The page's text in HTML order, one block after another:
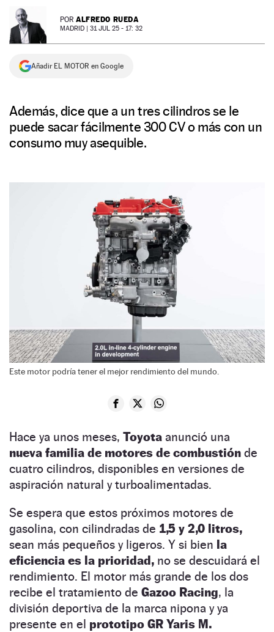
NEWSLETTER POR ALFREDO RUEDA
MADRID | 31 JUL 25 - 17: 32
Añadir EL MOTOR en Google
Además, dice que a un tres cilindros se le
puede sacar fácilmente 300 CV o más con un
consumo muy asequible.
Este motor podría tener el mejor rendimiento del mundo.
Hace ya unos meses, Toyota anunció una
nueva familia de motores de combustión de
cuatro cilindros, disponibles en versiones de
aspiración natural y turboalimentadas.
Se espera que estos próximos motores de
gasolina, con cilindradas de 1,5 y 2,0 litros,
sean más pequeños y ligeros. Y si bien la
eficiencia es la prioridad, no se descuidará el
rendimiento. El motor más grande de los dos
recibe el tratamiento de Gazoo Racing, la
división deportiva de la marca nipona y ya
presente en el prototipo GR Yaris M.